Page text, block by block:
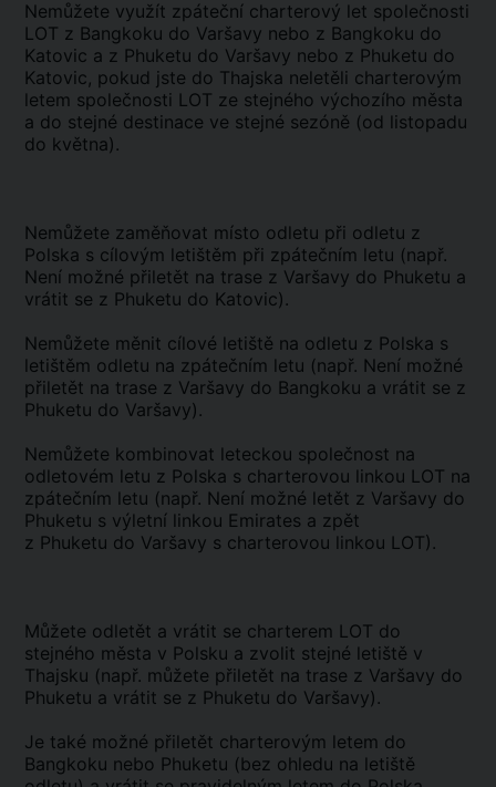
Nemůžete využít zpáteční charterový let společnosti
LOT z Bangkoku do Varšavy nebo z Bangkoku do
Katovic a z Phuketu do Varšavy nebo z Phuketu do
Katovic, pokud jste do Thajska neletěli charterovým
letem společnosti LOT ze stejného výchozího města
a do stejné destinace ve stejné sezóně (od listopadu
do května).
Nemůžete zaměňovat místo odletu při odletu z
Polska s cílovým letištěm při zpátečním letu (např.
Není možné přiletět na trase z Varšavy do Phuketu a
vrátit se z Phuketu do Katovic).
Nemůžete měnit cílové letiště na odletu z Polska s
letištěm odletu na zpátečním letu (např. Není možné
přiletět na trase z Varšavy do Bangkoku a vrátit se z
Phuketu do Varšavy).
Nemůžete kombinovat leteckou společnost na
odletovém letu z Polska s charterovou linkou LOT na
zpátečním letu (např. Není možné letět z Varšavy do
Phuketu s výletní linkou Emirates a zpět
z Phuketu do Varšavy s charterovou linkou LOT).
Můžete odletět a vrátit se charterem LOT do
stejného města v Polsku a zvolit stejné letiště v
Thajsku (např. můžete přiletět na trase z Varšavy do
Phuketu a vrátit se z Phuketu do Varšavy).
Je také možné přiletět charterovým letem do
Bangkoku nebo Phuketu (bez ohledu na letiště